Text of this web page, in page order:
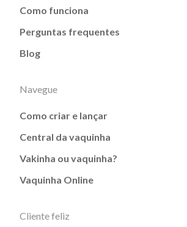
Como funciona
Perguntas frequentes
Blog
Navegue
Como criar e lançar
Central da vaquinha
Vakinha ou vaquinha?
Vaquinha Online
Cliente feliz